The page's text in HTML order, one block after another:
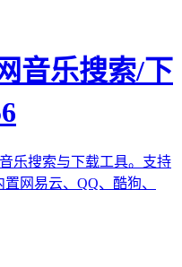
音乐搜索/下
乐搜索与下载工具。支持
网易云、QQ、酷狗、